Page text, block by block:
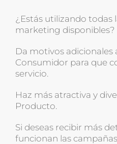
¿Estás utilizando todas
marketing disponibles?
Da motivos adicionales
Consumidor para que
servicio.
Haz más atractiva y
Producto.
Si deseas recibir más
funcionan las